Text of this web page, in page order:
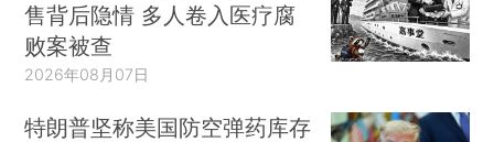
售背后隐情 多人卷入医疗腐
败案被查
2026年08月07日
特朗普坚称美国防空弹药库存